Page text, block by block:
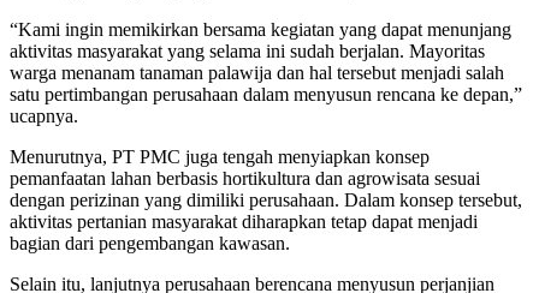
“Kami ingin memikirkan bersama kegiatan yang dapat menunjang
aktivitas masyarakat yang selama ini sudah berjalan. Mayoritas
warga menanam tanaman palawija dan hal tersebut menjadi salah
satu pertimbangan perusahaan dalam menyusun rencana ke depan,”
ucapnya.
Menurutnya, PT PMC juga tengah menyiapkan konsep
pemanfaatan lahan berbasis hortikultura dan agrowisata sesuai
dengan perizinan yang dimiliki perusahaan. Dalam konsep tersebut,
aktivitas pertanian masyarakat diharapkan tetap dapat menjadi
bagian dari pengembangan kawasan.
Selain itu, lanjutnya perusahaan berencana menyusun perjanjian